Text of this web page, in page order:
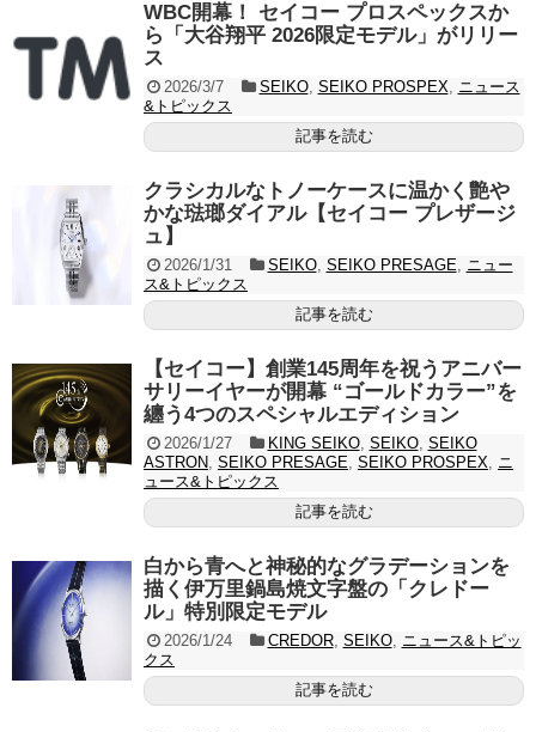
WBC開幕！ セイコー プロスペックスか
ら「大谷翔平 2026限定モデル」がリリー
ス
2026/3/7 SEIKO, SEIKO PROSPEX, ニュース
&トピックス
記事を読む
クラシカルなトノーケースに温かく艶や
かな琺瑯ダイアル【セイコー プレザージ
ュ】
2026/1/31 SEIKO, SEIKO PRESAGE, ニュー
ス&トピックス
記事を読む
【セイコー】創業145周年を祝うアニバー
サリーイヤーが開幕 “ゴールドカラー”を
纏う4つのスペシャルエディション
2026/1/27 KING SEIKO, SEIKO, SEIKO
ASTRON, SEIKO PRESAGE, SEIKO PROSPEX, ニ
ュース&トピックス
記事を読む
白から青へと神秘的なグラデーションを
描く伊万里鍋島焼文字盤の「クレドー
ル」特別限定モデル
2026/1/24 CREDOR, SEIKO, ニュース&トピッ
クス
記事を読む